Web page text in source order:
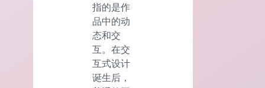
指的是作
品中的动
态和交
互。在交
互式设计
诞生后，